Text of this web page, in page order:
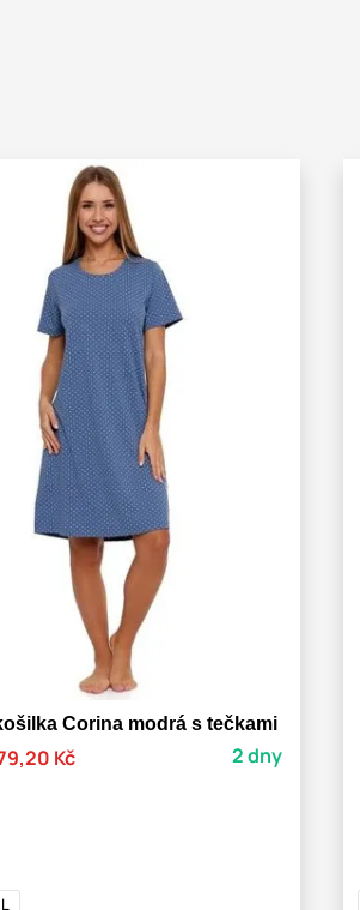
Corina modrá s tečkami
Kč 2 dny
L